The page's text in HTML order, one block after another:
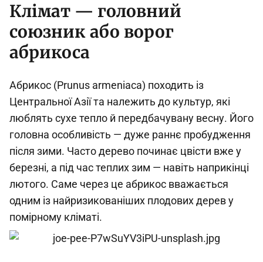
Клімат — головний
союзник або ворог
абрикоса
Абрикос (Prunus armeniaca) походить із
Центральної Азії та належить до культур, які
люблять сухе тепло й передбачувану весну. Його
головна особливість — дуже раннє пробудження
після зими. Часто дерево починає цвісти вже у
березні, а під час теплих зим — навіть наприкінці
лютого. Саме через це абрикос вважається
одним із найризикованіших плодових дерев у
помірному кліматі.